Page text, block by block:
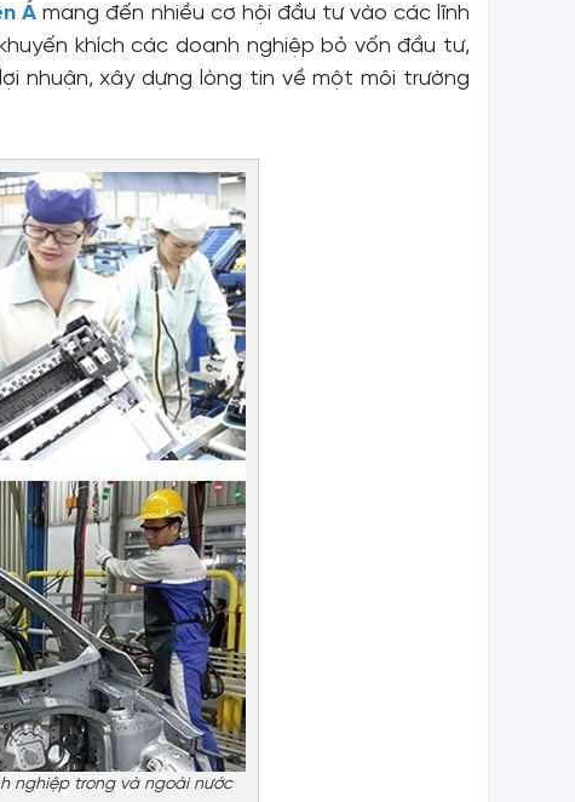
Á mang đến nhiều cơ hội đầu tư vào các lĩnh
khích các doanh nghiệp bỏ vốn đầu tư,
nhuận, xây dựng lòng tin về một môi trường
nghiệp trong và ngoài nước